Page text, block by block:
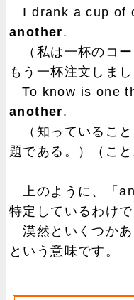
I drank a cup of
another.
（私は一杯のコー
もう一杯注文しまし
To know is one
another.
（知っていること
題である。）（こと
上のように、「
特定しているわけで
漠然といくつかあ
という意味です。